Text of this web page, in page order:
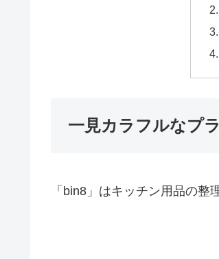
一見カラフルなプ
「bin8」はキッチン用品の整